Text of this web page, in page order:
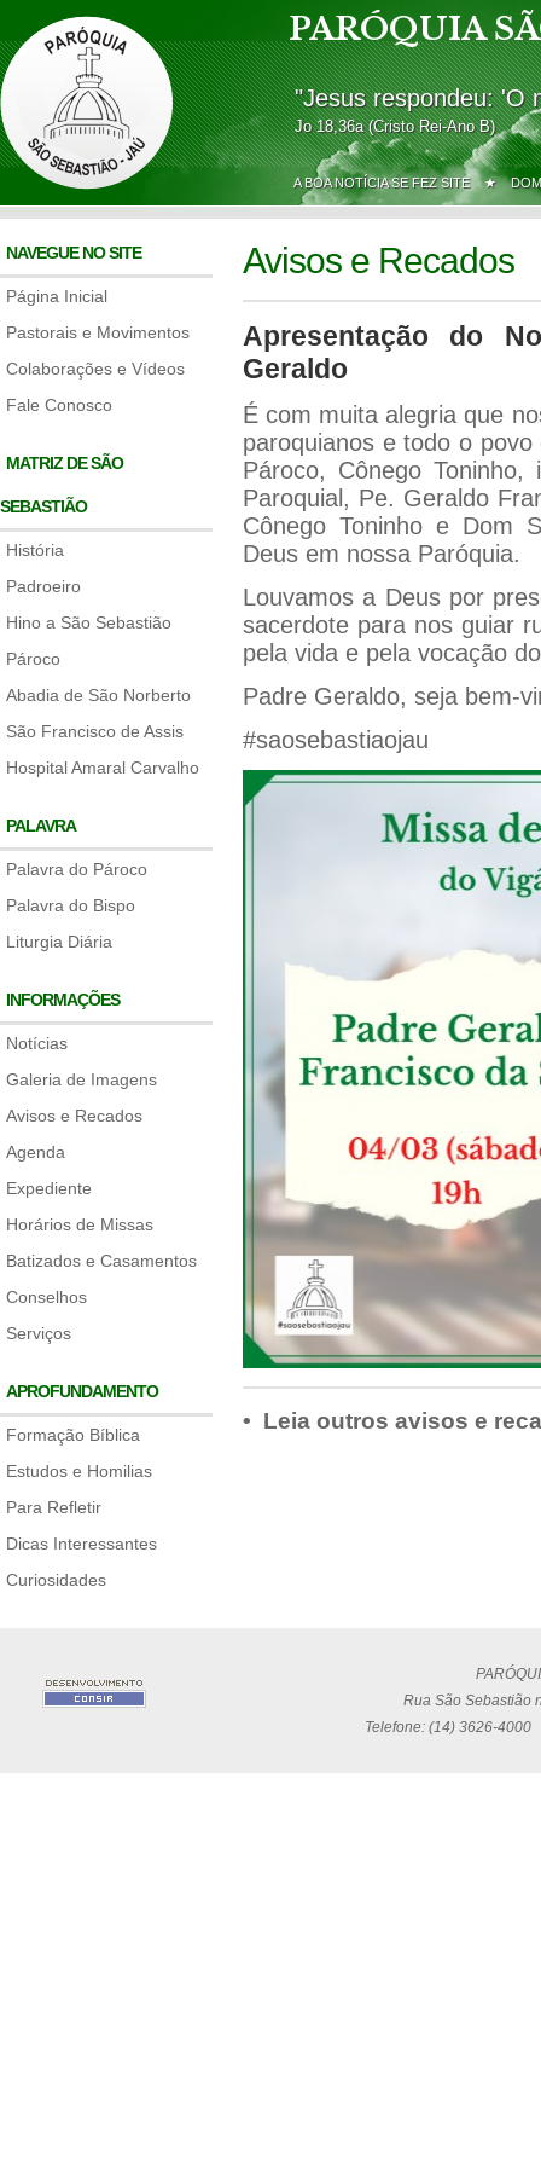
PARÓQUIA
"Jesus respondeu: 'O
Jo 18,36a (Cristo Rei-Ano B)
A BOA NOTÍCIA SE FEZ SITE ★
NAVEGUE NO SITE
Página Inicial
Pastorais e Movimentos
Colaborações e Vídeos
Fale Conosco
MATRIZ DE SÃO
SEBASTIÃO
História
Padroeiro
Hino a São Sebastião
Pároco
Abadia de São Norberto
São Francisco de Assis
Hospital Amaral Carvalho
PALAVRA
Palavra do Pároco
Palavra do Bispo
Liturgia Diária
INFORMAÇÕES
Notícias
Galeria de Imagens
Avisos e Recados
Agenda
Expediente
Horários de Missas
Batizados e Casamentos
Conselhos
Serviços
APROFUNDAMENTO
Formação Bíblica
Estudos e Homilias
Para Refletir
Dicas Interessantes
Curiosidades
Avisos e Recados
Apresentação do
Geraldo
É com muita alegria que
paroquianos e todo o
Pároco, Cônego
Paroquial, Pe. Geraldo
Cônego Toninho e Dom
Deus em nossa Paróquia.
Louvamos a Deus por
sacerdote para nos guiar
pela vida e pela vocação
Padre Geraldo, seja bem-
#saosebastiaojau
• Leia outros avisos e
Rua São Sebastião
Telefone: (14) 3626-